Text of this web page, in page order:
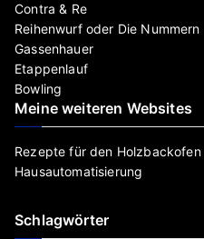
Contra & Re
Reihenwurf oder Die Nummern
Gassenhauer
Etappenlauf
Bowling
Meine weiteren Websites
Rezepte für den Holzbackofen
Hausautomatisierung
Schlagwörter